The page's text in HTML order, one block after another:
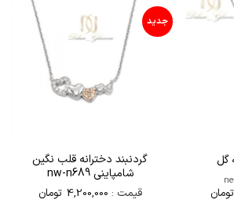
گل
تومان
جدید
گردنبند دخترانه قلب نگین
شامپاینی nw-n689
قیمت : 4,200,000 تومان